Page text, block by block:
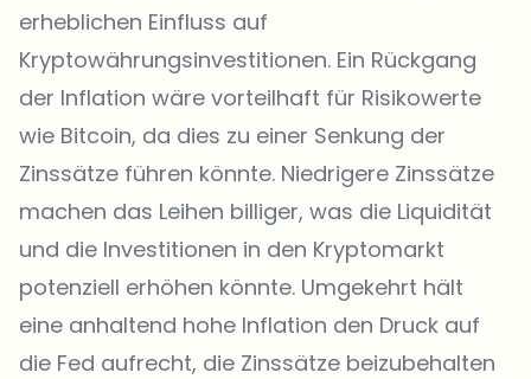
erheblichen Einfluss auf
Kryptowährungsinvestitionen. Ein Rückgang
der Inflation wäre vorteilhaft für Risikowerte
wie Bitcoin, da dies zu einer Senkung der
Zinssätze führen könnte. Niedrigere Zinssätze
machen das Leihen billiger, was die Liquidität
und die Investitionen in den Kryptomarkt
potenziell erhöhen könnte. Umgekehrt hält
eine anhaltend hohe Inflation den Druck auf
die Fed aufrecht, die Zinssätze beizubehalten